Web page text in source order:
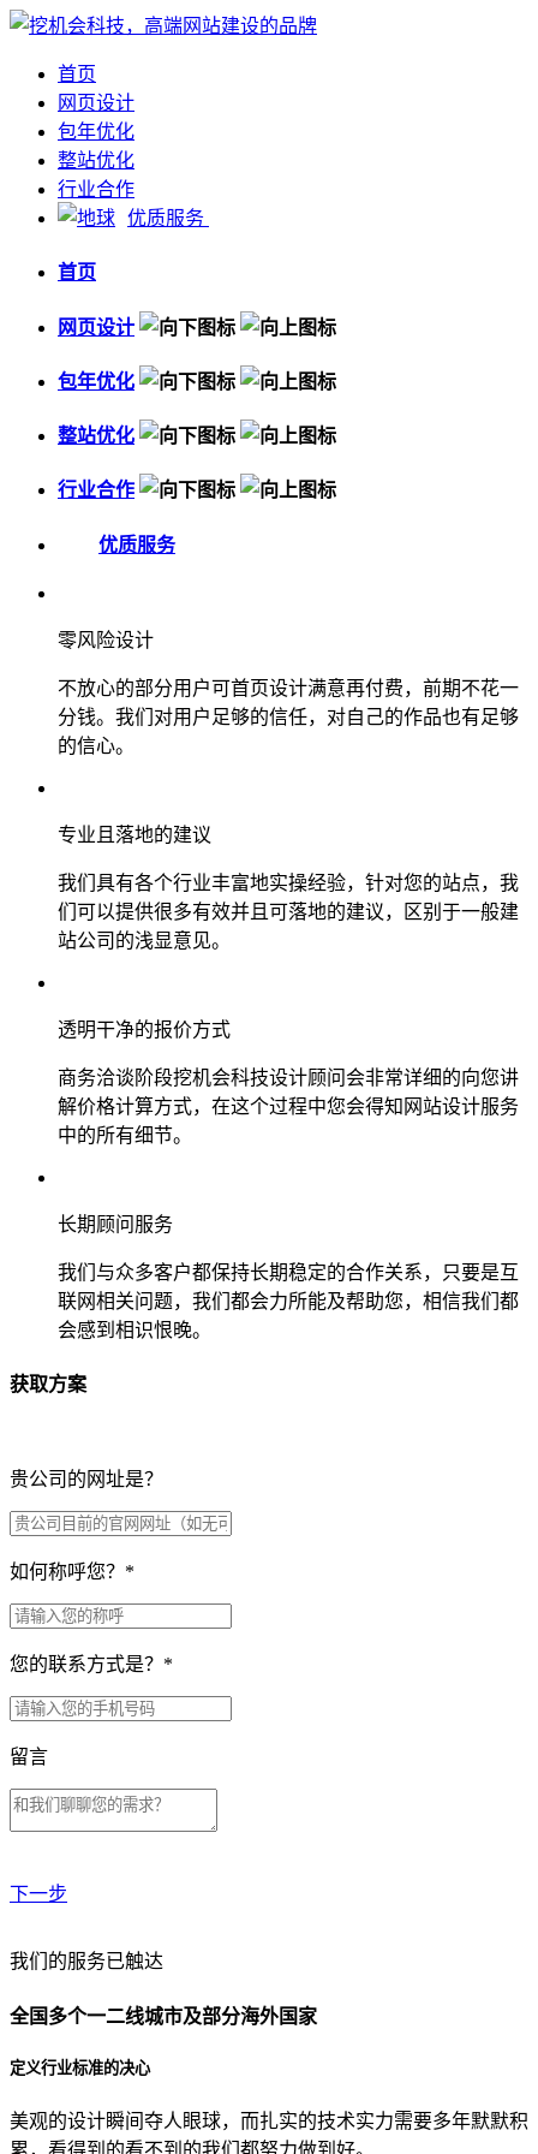
首页
网页设计
包年优化
整站优化
行业合作
优质服务
首页
网页设计
包年优化
整站优化
行业合作
优质服务
零风险设计
不放心的部分用户可首页设计满意再付费，前期不花一
分钱。我们对用户足够的信任，对自己的作品也有足够
的信心。
专业且落地的建议
我们具有各个行业丰富地实操经验，针对您的站点，我
们可以提供很多有效并且可落地的建议，区别于一般建
站公司的浅显意见。
透明干净的报价方式
商务洽谈阶段挖机会科技设计顾问会非常详细的向您讲
解价格计算方式，在这个过程中您会得知网站设计服务
中的所有细节。
长期顾问服务
我们与众多客户都保持长期稳定的合作关系，只要是互
联网相关问题，我们都会力所能及帮助您，相信我们都
会感到相识恨晚。
获取方案
贵公司的网址是？
如何称呼您？ *
您的联系方式是？ *
留言
下一步
贵公司预算范围是？
贵公司的团队规模是？
目前主要的营销渠道是？
我们的服务已触达
全国多个一二线城市及部分海外国家
定义行业标准的决心
美观的设计瞬间夺人眼球，而扎实的技术实力需要多年默默积
累，看得到的看不到的我们都努力做到好。